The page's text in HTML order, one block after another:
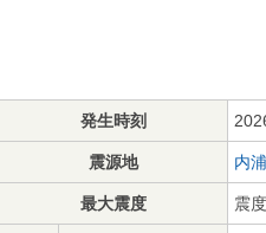
発生時刻
震源地 内
最大震度 震